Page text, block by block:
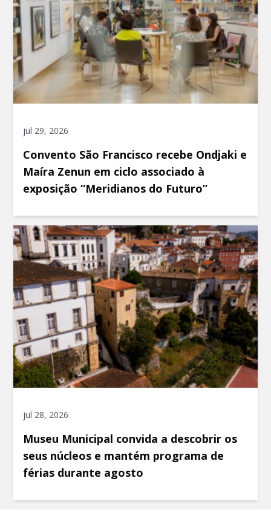
jul 29, 2026
Convento São Francisco recebe Ondjaki e
Maíra Zenun em ciclo associado à
exposição “Meridianos do Futuro”
jul 28, 2026
Museu Municipal convida a descobrir os
seus núcleos e mantém programa de
férias durante agosto